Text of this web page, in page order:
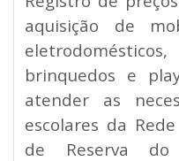
aquisição de
brinquedos e
atender as
escolares da
de Reserva do